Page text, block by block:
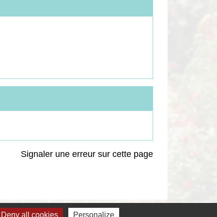
Signaler une erreur sur cette page
Deny all cookies Personalize